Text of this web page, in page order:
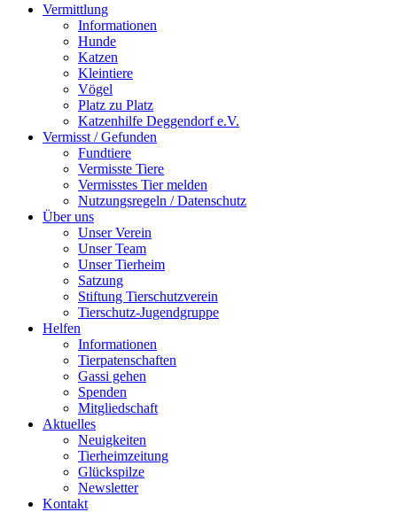
Vermittlung
Informationen
Hunde
Katzen
Kleintiere
Vögel
Platz zu Platz
Katzenhilfe Deggendorf e.V.
Vermisst / Gefunden
Fundtiere
Vermisste Tiere
Vermisstes Tier melden
Nutzungsregeln / Datenschutz
Über uns
Unser Verein
Unser Team
Unser Tierheim
Satzung
Stiftung Tierschutzverein
Tierschutz-Jugendgruppe
Helfen
Informationen
Tierpatenschaften
Gassi gehen
Spenden
Mitgliedschaft
Aktuelles
Neuigkeiten
Tierheimzeitung
Glückspilze
Newsletter
Kontakt